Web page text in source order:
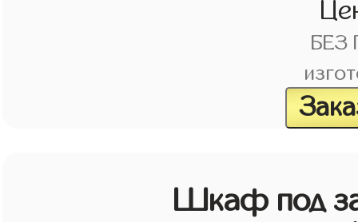
БЕЗ
Шкаф под